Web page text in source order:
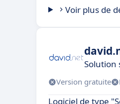
Voir plus de
Solution
Version gratuite
Logiciel de type